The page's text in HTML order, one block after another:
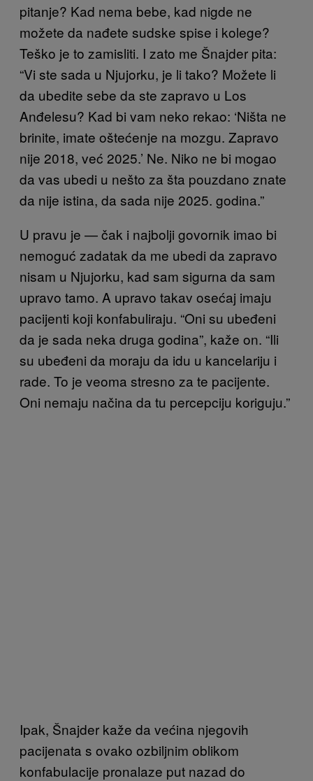
pitanje? Kad nema bebe, kad nigde ne
možete da nađete sudske spise i kolege?
Teško je to zamisliti. I zato me Šnajder pita:
“Vi ste sada u Njujorku, je li tako? Možete li
da ubedite sebe da ste zapravo u Los
Anđelesu? Kad bi vam neko rekao: ‘Ništa ne
brinite, imate oštećenje na mozgu. Zapravo
nije 2018, već 2025.’ Ne. Niko ne bi mogao
da vas ubedi u nešto za šta pouzdano znate
da nije istina, da sada nije 2025. godina.”
U pravu je — čak i najbolji govornik imao bi
nemoguć zadatak da me ubedi da zapravo
nisam u Njujorku, kad sam sigurna da sam
upravo tamo. A upravo takav osećaj imaju
pacijenti koji konfabuliraju. “Oni su ubeđeni
da je sada neka druga godina”, kaže on. “Ili
su ubeđeni da moraju da idu u kancelariju i
rade. To je veoma stresno za te pacijente.
Oni nemaju načina da tu percepciju koriguju.”
Ipak, Šnajder kaže da većina njegovih
pacijenata s ovako ozbiljnim oblikom
konfabulacije pronalaze put nazad do